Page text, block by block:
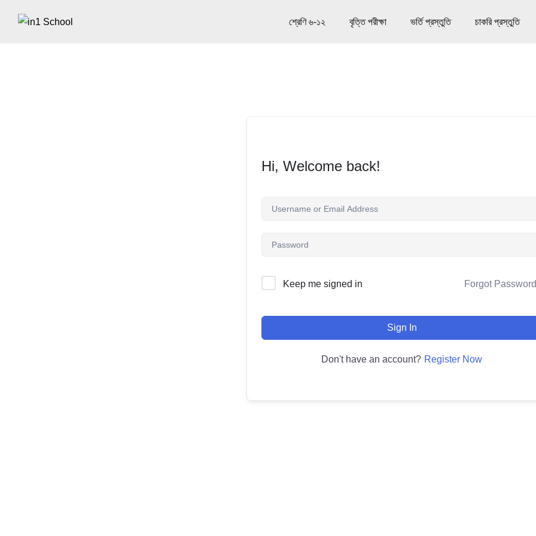
শ্রেণি ৬-১২ বৃত্তি পরীক্ষা ভর্তি প্রস্তুতি চাকরি প্রস্তুতি
Hi, Welcome back!
Keep me signed in Forgot
Sign In
Don't have an account? Register Now